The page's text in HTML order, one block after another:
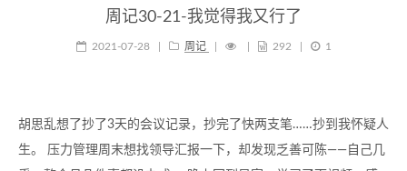
周记30-21-我觉得我又行了
2021-07-28 周记 292 1
胡思乱想了抄了3天的会议记录，抄完了快两支笔……抄到我怀疑人
生。 压力管理周末想找领导汇报一下，却发现乏善可陈——自己几